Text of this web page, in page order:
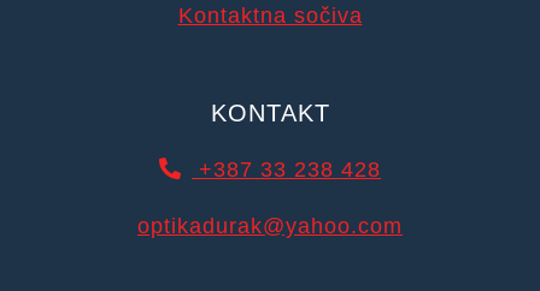
Kontaktna sočiva
KONTAKT
+387 33 238 428
optikadurak@yahoo.com